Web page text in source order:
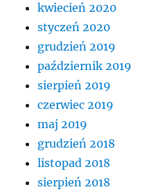
kwiecień 2020
styczeń 2020
grudzień 2019
październik 2019
sierpień 2019
czerwiec 2019
maj 2019
grudzień 2018
listopad 2018
sierpień 2018